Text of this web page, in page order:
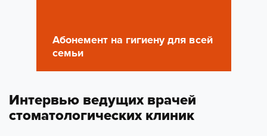
Абонемент на гигиену для всей
семьи
Интервью ведущих врачей
стоматологических клиник